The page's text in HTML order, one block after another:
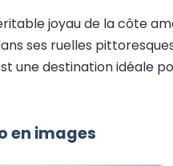
joyau de la côte
ses ruelles
une destination idéale
en images